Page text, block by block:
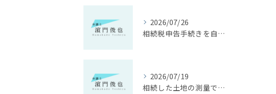
2026/07/26
相続税申告手続きを自分で進める方法と必要書類整理術ガイド
2026/07/19
相続した土地の測量でトラブル回避東京都中央区月島の正しい進め方